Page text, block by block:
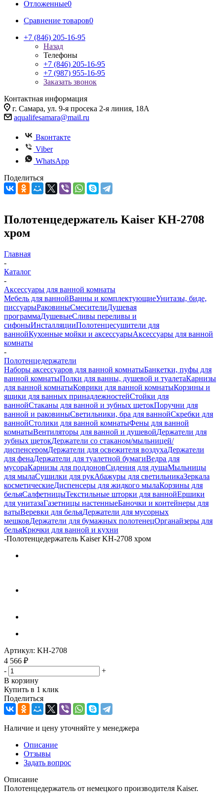
Отложенные0
Сравнение товаров0
+7 (846) 205-16-95
Назад
Телефоны
+7 (846) 205-16-95
+7 (987) 955-16-95
Заказать звонок
Контактная информация
г. Самара, ул. 9-я просека 2-я линия, 18А
aqualifesamara@mail.ru
Вконтакте
Viber
WhatsApp
Поделиться
Полотенцедержатель Kaiser KH-2708
хром
Главная
-
Каталог
-
Аксессуары для ванной комнаты
Мебель для ваннойВанны и комплектующиеУнитазы, биде,
писсуарыРаковиныСмесителиДушевая
программаДушевыеСливы переливы и
сифоныИнсталляцииПолотенцесушители для
ваннойКухонные мойки и аксессуарыАксессуары для ванной
комнаты
-
Полотенцедержатели
Наборы аксессуаров для ванной комнатыБанкетки, пуфы для
ванной комнатыПолки для ванны, душевой и туалетаКарнизы
для ванной комнатыКоврики для ванной комнатыКорзины и
ящики для ванных принадлежностейСтойки для
ваннойСтаканы для ванной и зубных щетокПоручни для
ванной и раковиныСветильники, бра для ваннойСкребки для
ваннойСтолики для ванной комнатыФены для ванной
комнатыВентиляторы для ванной и душевойДержатели для
зубных щетокДержатели со стаканом/мыльницей/
диспенсеромДержатели для освежителя воздухаДержатели
для фенаДержатели для туалетной бумагиВедра для
мусораКарнизы для поддоновСидения для душаМыльницы
для мылаСушилки для рукАбажуры для светильникаЗеркала
косметическиеДиспенсеры для жидкого мылаКорзины для
бельяСалфетницыТекстильные шторки для ваннойЕршики
для унитазаГазетницы настенныеБаночки и контейнеры для
ватыВеревки для бельяДержатели для мусорных
мешковДержатели для бумажных полотенецОрганайзеры для
бельяКрючки для ванной и кухни
-Полотенцедержатель Kaiser KH-2708 хром
Артикул: KH-2708
4 566 ₽
-
+
В корзину
Купить в 1 клик
Поделиться
Наличие и цену уточняйте у менеджера
Описание
Отзывы
Задать вопрос
Описание
Полотенцедержатель от немецкого производителя Kaiser.